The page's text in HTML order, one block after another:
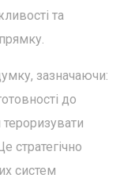
та
зазначаючи:
до
стратегічно
систем